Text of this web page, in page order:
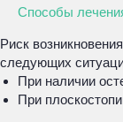
Способы
Риск
следующих
При наличии
При